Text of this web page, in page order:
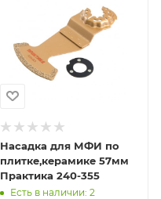
Насадка для МФИ по
плитке,керамике 57мм
Практика 240-355
Есть в наличии: 2